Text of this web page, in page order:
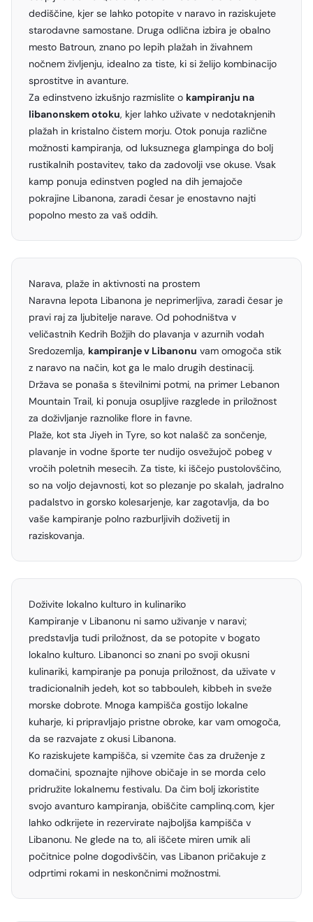
dediščine, kjer se lahko potopite v naravo in raziskujete
starodavne samostane. Druga odlična izbira je obalno
mesto Batroun, znano po lepih plažah in živahnem
nočnem življenju, idealno za tiste, ki si želijo kombinacijo
sprostitve in avanture.
Za edinstveno izkušnjo razmislite o kampiranju na
libanonskem otoku, kjer lahko uživate v nedotaknjenih
plažah in kristalno čistem morju. Otok ponuja različne
možnosti kampiranja, od luksuznega glampinga do bolj
rustikalnih postavitev, tako da zadovolji vse okuse. Vsak
kamp ponuja edinstven pogled na dih jemajoče
pokrajine Libanona, zaradi česar je enostavno najti
popolno mesto za vaš oddih.
Narava, plaže in aktivnosti na prostem
Naravna lepota Libanona je neprimerljiva, zaradi česar je
pravi raj za ljubitelje narave. Od pohodništva v
veličastnih Kedrih Božjih do plavanja v azurnih vodah
Sredozemlja, kampiranje v Libanonu vam omogoča stik
z naravo na način, kot ga le malo drugih destinacij.
Država se ponaša s številnimi potmi, na primer Lebanon
Mountain Trail, ki ponuja osupljive razglede in priložnost
za doživljanje raznolike flore in favne.
Plaže, kot sta Jiyeh in Tyre, so kot nalašč za sončenje,
plavanje in vodne športe ter nudijo osvežujoč pobeg v
vročih poletnih mesecih. Za tiste, ki iščejo pustolovščino,
so na voljo dejavnosti, kot so plezanje po skalah, jadralno
padalstvo in gorsko kolesarjenje, kar zagotavlja, da bo
vaše kampiranje polno razburljivih doživetij in
raziskovanja.
Doživite lokalno kulturo in kulinariko
Kampiranje v Libanonu ni samo uživanje v naravi;
predstavlja tudi priložnost, da se potopite v bogato
lokalno kulturo. Libanonci so znani po svoji okusni
kulinariki, kampiranje pa ponuja priložnost, da uživate v
tradicionalnih jedeh, kot so tabbouleh, kibbeh in sveže
morske dobrote. Mnoga kampišča gostijo lokalne
kuharje, ki pripravljajo pristne obroke, kar vam omogoča,
da se razvajate z okusi Libanona.
Ko raziskujete kampišča, si vzemite čas za druženje z
domačini, spoznajte njihove običaje in se morda celo
pridružite lokalnemu festivalu. Da čim bolj izkoristite
svojo avanturo kampiranja, obiščite camplinq.com, kjer
lahko odkrijete in rezervirate najboljša kampišča v
Libanonu. Ne glede na to, ali iščete miren umik ali
počitnice polne dogodivščin, vas Libanon pričakuje z
odprtimi rokami in neskončnimi možnostmi.